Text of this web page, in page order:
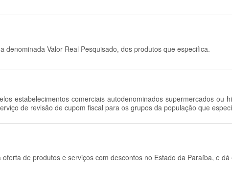
denominada Valor Real Pesquisado, dos produtos que especifica.
estabelecimentos comerciais autodenominados supermercados ou
de revisão de cupom fiscal para os grupos da população que
de produtos e serviços com descontos no Estado da Paraíba, e